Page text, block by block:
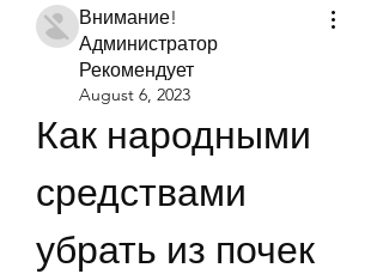
Внимание!
Администратор
Рекомендует
August 6, 2023
Как народными
средствами
убрать из почек